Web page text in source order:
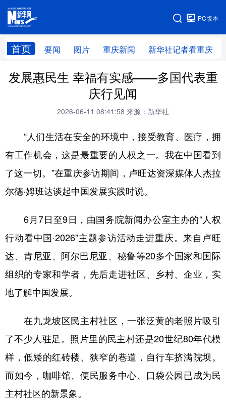
PC版本
首页 要闻 图片 重庆新闻 新华社记者看重庆
网站地图
发展惠民生 幸福有实感——多国代表重
庆行见闻
2026-06-11 08:41:58 来源：新华社
“人们生活在安全的环境中，接受教育、医疗，拥
有工作机会，这是最重要的人权之一。我在中国看到
了这一切。”在重庆参访期间，卢旺达资深媒体人杰拉
尔德·姆班达谈起中国发展实践时说。
6月7日至9日，由国务院新闻办公室主办的“人权
行动看中国·2026”主题参访活动走进重庆。来自卢旺
达、肯尼亚、阿尔巴尼亚、秘鲁等20多个国家和国际
组织的专家和学者，先后走进社区、乡村、企业，实
地了解中国发展。
在九龙坡区民主村社区，一张泛黄的老照片吸引
了不少人驻足。照片里的民主村还是20世纪80年代模
样，低矮的红砖楼、狭窄的巷道，自行车挤满院坝。
而如今，咖啡馆、便民服务中心、口袋公园已成为民
主村社区的新景象。